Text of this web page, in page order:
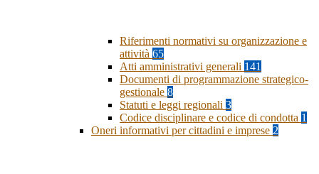
Riferimenti normativi su organizzazione e
attività 65
Atti amministrativi generali 141
Documenti di programmazione strategico-
gestionale 8
Statuti e leggi regionali 3
Codice disciplinare e codice di condotta 1
Oneri informativi per cittadini e imprese 2